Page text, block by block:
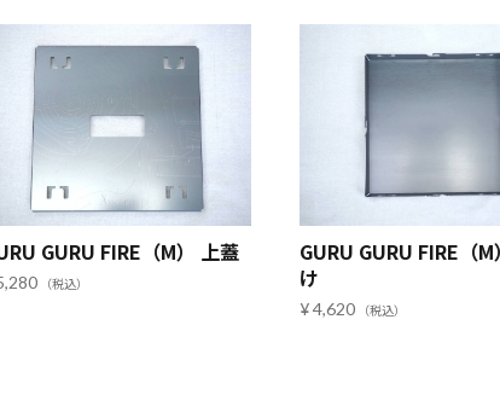
GURU FIRE（M） 上蓋
GURU GURU FIRE（
け
4,620